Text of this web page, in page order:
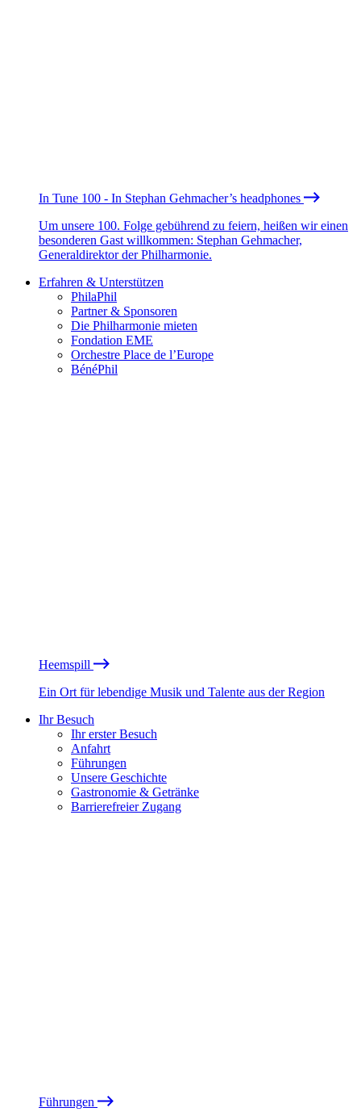
In Tune 100 - In Stephan Gehmacher’s headphones
Um unsere 100. Folge gebührend zu feiern, heißen wir einen
besonderen Gast willkommen: Stephan Gehmacher,
Generaldirektor der Philharmonie.
Erfahren & Unterstützen
PhilaPhil
Partner & Sponsoren
Die Philharmonie mieten
Fondation EME
Orchestre Place de l’Europe
BénéPhil
Heemspill
Ein Ort für lebendige Musik und Talente aus der Region
Ihr Besuch
Ihr erster Besuch
Anfahrt
Führungen
Unsere Geschichte
Gastronomie & Getränke
Barrierefreier Zugang
Führungen